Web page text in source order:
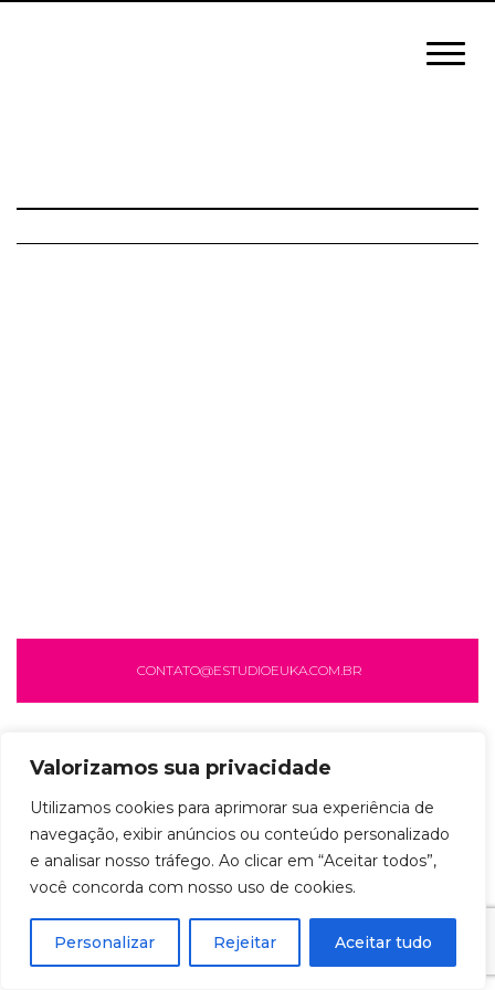
Valorizamos sua privacidade
Utilizamos cookies para aprimorar sua experiência de
navegação, exibir anúncios ou conteúdo personalizado
e analisar nosso tráfego. Ao clicar em “Aceitar todos”,
você concorda com nosso uso de cookies.
Personalizar Rejeitar Aceitar tudo
CONTATO@ESTUDIOEUKA.COM.BR